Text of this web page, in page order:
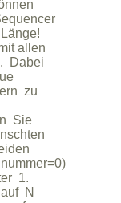
allen
Dabei
zu
Sie
1.
N